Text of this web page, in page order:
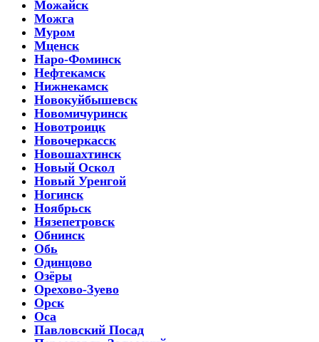
Можайск
Можга
Муром
Мценск
Наро-Фоминск
Нефтекамск
Нижнекамск
Новокуйбышевск
Новомичуринск
Новотроицк
Новочеркасск
Новошахтинск
Новый Оскол
Новый Уренгой
Ногинск
Ноябрьск
Нязепетровск
Обнинск
Обь
Одинцово
Озёры
Орехово-Зуево
Орск
Оса
Павловский Посад